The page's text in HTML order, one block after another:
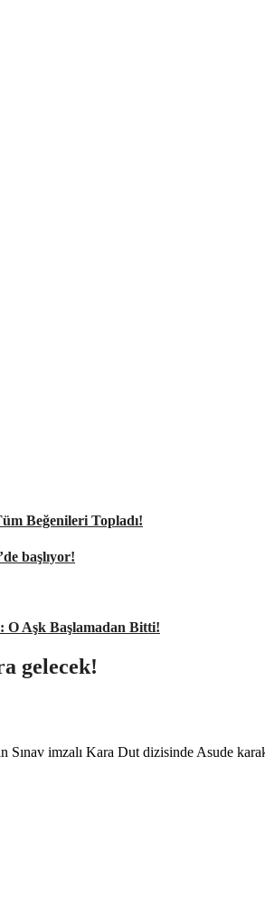
Beğenileri Topladı!
başlıyor!
O Aşk Başlamadan Bitti!
gelecek!
Sınav imzalı Kara Dut dizisinde Asude